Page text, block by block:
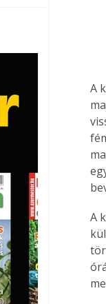
azaz
lesz
A
A